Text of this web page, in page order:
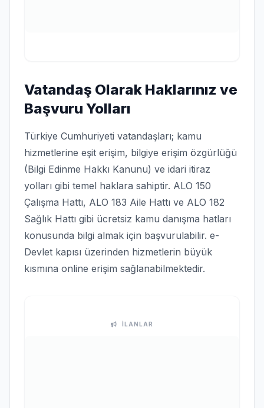
Vatandaş Olarak Haklarınız ve
Başvuru Yolları
Türkiye Cumhuriyeti vatandaşları; kamu
hizmetlerine eşit erişim, bilgiye erişim özgürlüğü
(Bilgi Edinme Hakkı Kanunu) ve idari itiraz
yolları gibi temel haklara sahiptir. ALO 150
Çalışma Hattı, ALO 183 Aile Hattı ve ALO 182
Sağlık Hattı gibi ücretsiz kamu danışma hatları
konusunda bilgi almak için başvurulabilir. e-
Devlet kapısı üzerinden hizmetlerin büyük
kısmına online erişim sağlanabilmektedir.
İLANLAR